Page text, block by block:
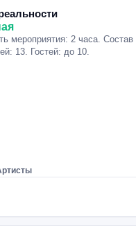
мероприятия: 2 часа. Состав
13. Гостей: до 10.